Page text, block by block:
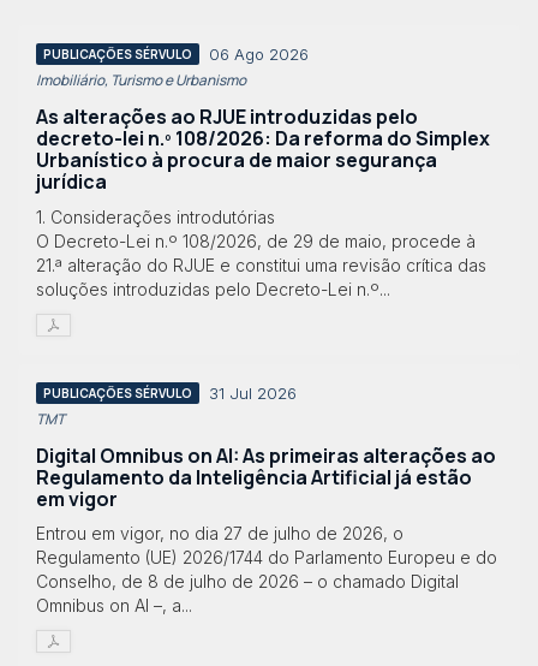
PUBLICAÇÕES SÉRVULO 06 Ago 2026
Imobiliário, Turismo e Urbanismo
As alterações ao RJUE introduzidas pelo
decreto-lei n.º 108/2026: Da reforma do Simplex
Urbanístico à procura de maior segurança
jurídica
1. Considerações introdutórias
O Decreto-Lei n.º 108/2026, de 29 de maio, procede à
21.ª alteração do RJUE e constitui uma revisão crítica das
soluções introduzidas pelo Decreto-Lei n.º...
PUBLICAÇÕES SÉRVULO 31 Jul 2026
TMT
Digital Omnibus on AI: As primeiras alterações ao
Regulamento da Inteligência Artificial já estão
em vigor
Entrou em vigor, no dia 27 de julho de 2026, o
Regulamento (UE) 2026/1744 do Parlamento Europeu e do
Conselho, de 8 de julho de 2026 – o chamado Digital
Omnibus on AI –, a...